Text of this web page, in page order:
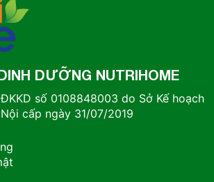
DƯỠNG NUTRIHOME
số 0108848003 do Sở Kế hoạch
cấp ngày 31/07/2019